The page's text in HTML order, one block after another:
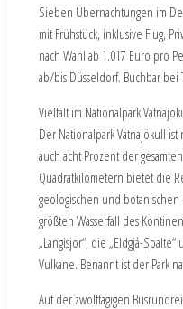
Sieben Übernachtungen im
mit Frühstück, inklusive Flug,
nach Wahl ab 1.017 Euro pro
ab/bis Düsseldorf. Buchbar bei
Vielfalt im Nationalpark
Der Nationalpark Vatnajökull
auch acht Prozent der
Quadratkilometern bietet die
geologischen und botanischen
größten Wasserfall des
„Langisjor“, die „Eldgjá-
Vulkane. Benannt ist der Park
Auf der zwölftägigen